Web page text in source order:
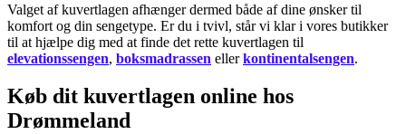
Valget af kuvertlagen afhænger dermed både af dine ønsker til
komfort og din sengetype. Er du i tvivl, står vi klar i vores butikker
til at hjælpe dig med at finde det rette kuvertlagen til
elevationssengen, boksmadrassen ellerkontinentalsengen.
Køb dit kuvertlagen online hos
Drømmeland